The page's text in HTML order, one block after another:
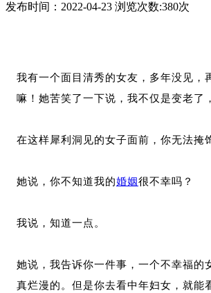
发布时间：2022-04-23 浏览次数:380次
我有一个面目清秀的女友，多年没见，
嘛！她苦笑了一下说，我不仅是变老了
在这样犀利洞见的女子面前，你无法掩
她说，你不知道我的婚姻很不幸吗？
我说，知道一点。
她说，我告诉你一件事，一个不幸福
真烂漫的。但是你去看中年妇女，就能